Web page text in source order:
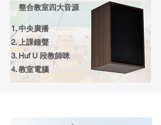
中央廣播
上課鐘聲
Huf U 段教師咪
教室電腦
整合教室四大音源